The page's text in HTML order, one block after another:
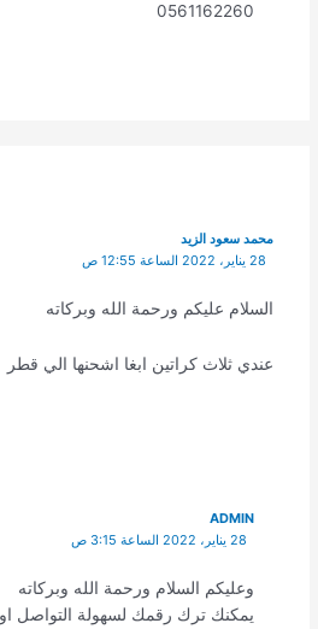
0561162260
محمد سعود الزيد
28 يناير، 2022 الساعة 12:55 ص
السلام عليكم ورحمة الله وبركاته
عندي ثلاث كراتين ابغا اشحنها الي قطر
ADMIN
28 يناير، 2022 الساعة 3:15 ص
وعليكم السلام ورحمة الله وبركاته
يمكنك ترك رقمك لسهولة التواصل او